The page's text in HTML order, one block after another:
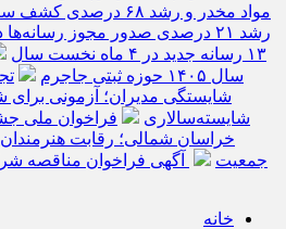
مواد مخدر و رشد ۶۸ درصدی کشف سرقت در خراسان شمالی
رشد ۲۱ درصدی صدور مجوز
۱۳ رسانه جدید در ۴ ماه نخست سال
سال ۱۴۰۵ حوزه ثبتی جاجرم
شایستگی مدیران؛ آزمونی برای
شایسته‌سالاری
فراخوان ملی
خراسان شمالی؛ رقابت هنرمندان
جمعیت
آگهی فراخوان مناقصه
خانه